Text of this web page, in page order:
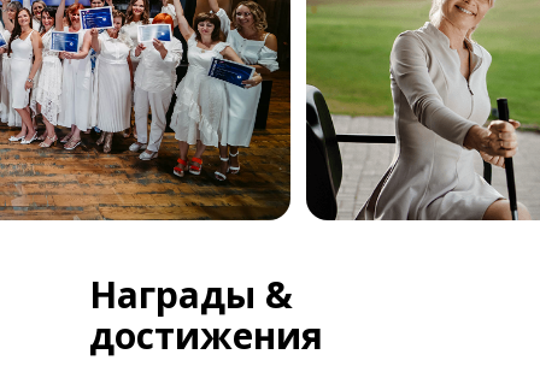
Награды &
достижения